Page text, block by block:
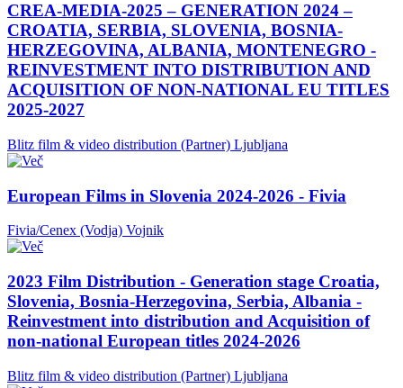
CREA-MEDIA-2025 – GENERATION 2024 –
CROATIA, SERBIA, SLOVENIA, BOSNIA-
HERZEGOVINA, ALBANIA, MONTENEGRO -
REINVESTMENT INTO DISTRIBUTION AND
ACQUISITION OF NON-NATIONAL EU TITLES
2025-2027
Blitz film & video distribution (Partner) Ljubljana
European Films in Slovenia 2024-2026 - Fivia
Fivia/Cenex (Vodja) Vojnik
2023 Film Distribution - Generation stage Croatia,
Slovenia, Bosnia-Herzegovina, Serbia, Albania -
Reinvestment into distribution and Acquisition of
non-national European titles 2024-2026
Blitz film & video distribution (Partner) Ljubljana